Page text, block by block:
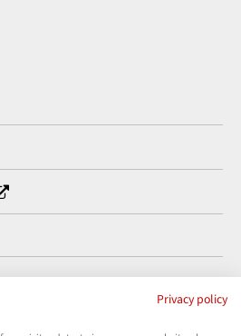
Privacy policy